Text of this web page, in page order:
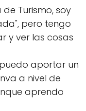
Turismo, soy
pero tengo
y ver las cosas
aportar un
a nivel de
aprendo